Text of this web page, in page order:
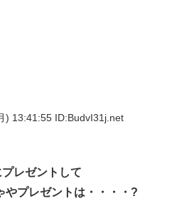
) 13:41:55 ID:BudvI31j.net
レゼントして
やプレゼントは・・・・?